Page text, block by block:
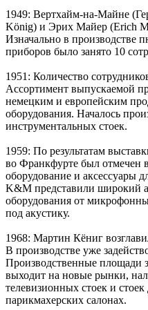
1949: Вертхайм-на-Майне
König) и Эрих Майер (Erich
Изначально в производстве
приборов было занято 10
1951: Количество
Ассортимент выпускаемой
немецким и европейским
оборудования. Началось
инструментальных стоек.
1959: По результатам
во Франкфурте был отмечен
оборудование и аксессуары
K&M представили широкий
оборудования от
под акустику.
1968: Мартин Кёниг
В производстве уже
Производственные площади
выходит на новые рынки,
телевизионных стоек и
парикмахерских салонах.